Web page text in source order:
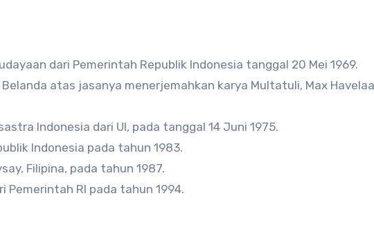
dari Pemerintah Republik Indonesia tanggal 20 Mei 1969.
atas jasanya menerjemahkan karya Multatuli, Max
Indonesia dari UI, pada tanggal 14 Juni 1975.
Indonesia pada tahun 1983.
Filipina, pada tahun 1987.
Pemerintah RI pada tahun 1994.